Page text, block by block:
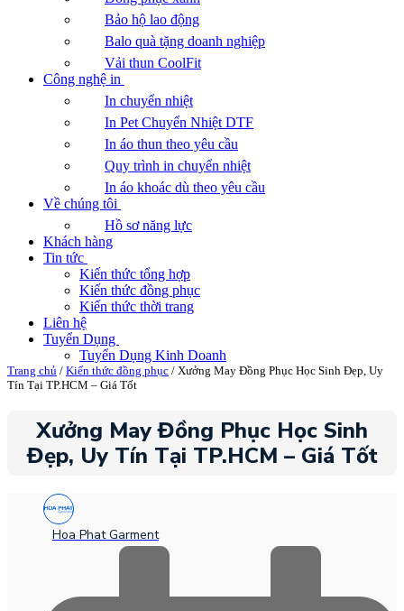
Bảo hộ lao động
Balo quà tặng doanh nghiệp
Vải thun CoolFit
Công nghệ in
In chuyển nhiệt
In Pet Chuyển Nhiệt DTF
In áo thun theo yêu cầu
Quy trình in chuyển nhiệt
In áo khoác dù theo yêu cầu
Về chúng tôi
Hồ sơ năng lực
Khách hàng
Tin tức
Kiến thức tổng hợp
Kiến thức đồng phục
Kiến thức thời trang
Liên hệ
Tuyển Dụng
Tuyển Dụng Kinh Doanh
Trang chủ / Kiến thức đồng phục / Xưởng May Đồng Phục Học Sinh Đẹp, Uy
Tín Tại TP.HCM – Giá Tốt
Xưởng May Đồng Phục Học Sinh
Đẹp, Uy Tín Tại TP.HCM – Giá Tốt
Hoa Phat Garment